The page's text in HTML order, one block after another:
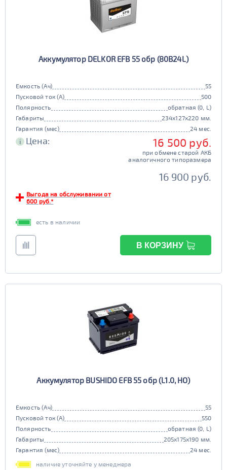
Аккумулятор DELKOR EFB 55 обр (80B24L)
Емкость (Ач)
55
Пусковой ток (А)
500
Полярность
обратная (0, L)
Габариты
234x127x220 мм.
Гарантия (мес)
24 мес.
i Цена: 16 500 руб.
при обмене старой АКБ
аналогичного типоразмера
16 900 руб.
Выгода на обслуживании от
600 руб.*
есть в наличии
В КОРЗИНУ
Аккумулятор BUSHIDO EFB 55 обр (L1.0, HO)
Емкость (Ач)
55
Пусковой ток (А)
550
Полярность
обратная (0, L)
Габариты
205x175x190 мм.
Гарантия (мес)
24 мес.
наличие уточняйте у менеджера